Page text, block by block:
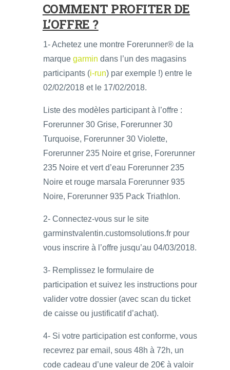
COMMENT PROFITER DE
L’OFFRE ?
1- Achetez une montre Forerunner® de la
marque garmin dans l’un des magasins
participants (i-run) par exemple !) entre le
02/02/2018 et le 17/02/2018.
Liste des modèles participant à l’offre :
Forerunner 30 Grise, Forerunner 30
Turquoise, Forerunner 30 Violette,
Forerunner 235 Noire et grise, Forerunner
235 Noire et vert d’eau Forerunner 235
Noire et rouge marsala Forerunner 935
Noire, Forerunner 935 Pack Triathlon.
2- Connectez-vous sur le site
garminstvalentin.customsolutions.fr pour
vous inscrire à l’offre jusqu’au 04/03/2018.
3- Remplissez le formulaire de
participation et suivez les instructions pour
valider votre dossier (avec scan du ticket
de caisse ou justificatif d’achat).
4- Si votre participation est conforme, vous
recevrez par email, sous 48h à 72h, un
code cadeau d’une valeur de 20€ à valoir